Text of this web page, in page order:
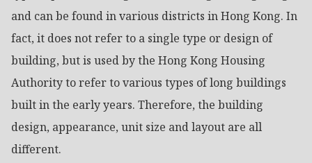
and can be found in various districts in Hong Kong. In
fact, it does not refer to a single type or design of
building, but is used by the Hong Kong Housing
Authority to refer to various types of long buildings
built in the early years. Therefore, the building
design, appearance, unit size and layout are all